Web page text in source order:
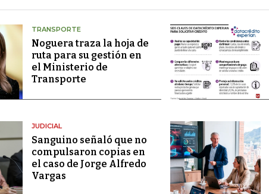
TRANSPORTE
Noguera traza la hoja de
ruta para su gestión en
el Ministerio de
Transporte
JUDICIAL
Sanguino señaló que no
compulsaron copias en
el caso de Jorge Alfredo
Vargas